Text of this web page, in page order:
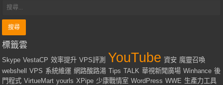
標籤雲
Skype VestaCP 效率提升 VPS評測 YouTube 資安 魔靈召喚
webshell
VPS 系統維運 網路酸路湯 Tips TALK 華視新聞廣場 Winhance 後
門程式 VirtueMart yourls XPipe 少康戰情室 WordPress WWE 生產力工具